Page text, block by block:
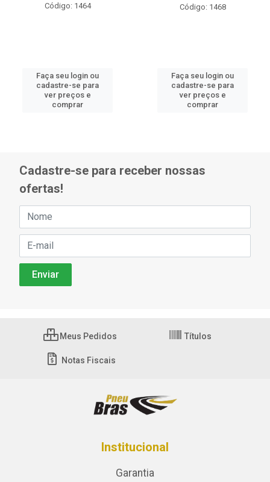
Código: 1464
Faça seu login ou
cadastre-se para
ver preços e
comprar
Código: 1468
Faça seu login ou
cadastre-se para
ver preços e
comprar
Cadastre-se para receber nossas
ofertas!
Meus Pedidos Títulos
Notas Fiscais
Institucional
Garantia